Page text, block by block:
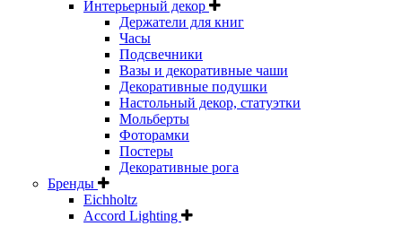
Интерьерный декор
Держатели для книг
Часы
Подсвечники
Вазы и декоративные чаши
Декоративные подушки
Настольный декор, статуэтки
Мольберты
Фоторамки
Постеры
Декоративные рога
Бренды
Eichholtz
Accord Lighting